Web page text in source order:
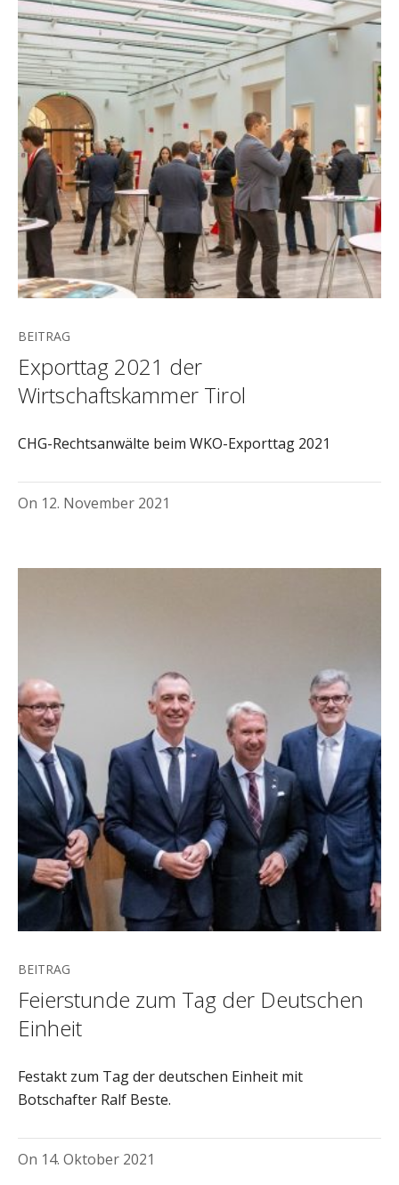
BEITRAG
Exporttag 2021 der
Wirtschaftskammer Tirol
CHG-Rechtsanwälte beim WKO-Exporttag 2021
On 12. November 2021
BEITRAG
Feierstunde zum Tag der Deutschen
Einheit
Festakt zum Tag der deutschen Einheit mit
Botschafter Ralf Beste.
On 14. Oktober 2021